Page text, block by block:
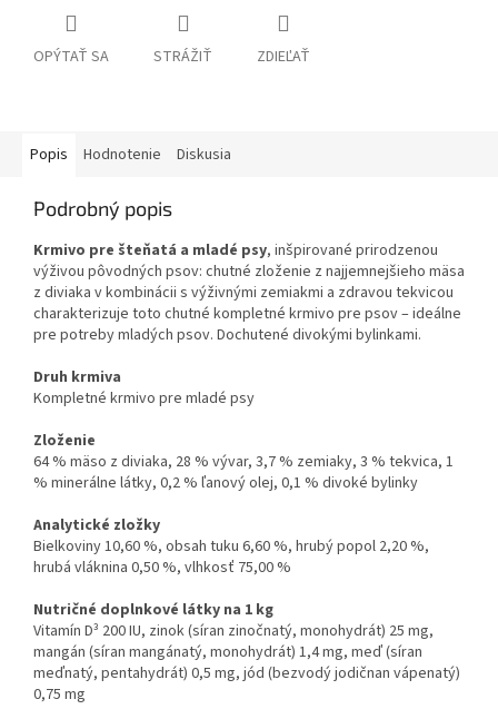
OPÝTAŤ SA STRÁŽIŤ ZDIEĽAŤ
Popis Hodnotenie Diskusia
Podrobný popis
Krmivo pre šteňatá a mladé psy, inšpirované prirodzenou
výživou pôvodných psov: chutné zloženie z najjemnejšieho mäsa
z diviaka v kombinácii s výživnými zemiakmi a zdravou tekvicou
charakterizuje toto chutné kompletné krmivo pre psov – ideálne
pre potreby mladých psov. Dochutené divokými bylinkami.
Druh krmiva
Kompletné krmivo pre mladé psy
Zloženie
64 % mäso z diviaka, 28 % vývar, 3,7 % zemiaky, 3 % tekvica, 1
% minerálne látky, 0,2 % ľanový olej, 0,1 % divoké bylinky
Analytické zložky
Bielkoviny 10,60 %, obsah tuku 6,60 %, hrubý popol 2,20 %,
hrubá vláknina 0,50 %, vlhkosť 75,00 %
Nutričné doplnkové látky na 1 kg
Vitamín D³ 200 IU, zinok (síran zinočnatý, monohydrát) 25 mg,
mangán (síran mangánatý, monohydrát) 1,4 mg, meď (síran
meďnatý, pentahydrát) 0,5 mg, jód (bezvodý jodičnan vápenatý)
0,75 mg